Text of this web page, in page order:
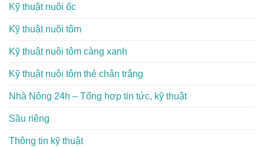
Kỹ thuật nuôi ốc
Kỹ thuật nuôi tôm
Kỹ thuật nuôi tôm càng xanh
Kỹ thuật nuôi tôm thẻ chân trắng
Nhà Nông 24h – Tổng hợp tin tức, kỹ thuật
Sầu riêng
Thông tin kỹ thuật